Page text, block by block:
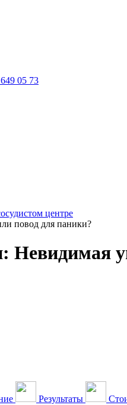
05 73
центре
повод для паники?
Результаты